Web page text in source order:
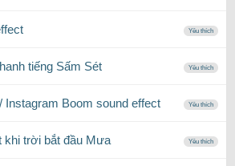
Yêu thích
tiếng Sấm Sét Yêu thích
Instagram Boom sound effect Yêu thích
khi trời bắt đầu Mưa Yêu thích